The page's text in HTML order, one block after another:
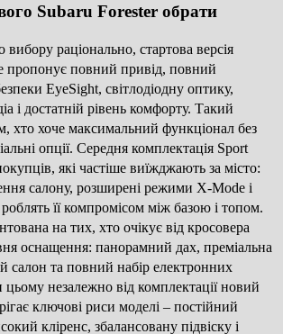
Subaru Forester обрати
раціонально, стартова версія
пропонує повний привід, повний
EyeSight, світлодіодну оптику,
і достатній рівень комфорту. Такий
хто хоче максимальний функціонал без
опції. Середня комплектація Sport
які частіше виїжджають за місто:
салону, розширені режими X-Mode і
її компромісом між базою і топом.
на тих, хто очікує від кросовера
оснащення: панорамний дах, преміальна
салон та повний набір електронних
незалежно від комплектації новий
ключові риси моделі – постійний
кліренс, збалансовану підвіску і